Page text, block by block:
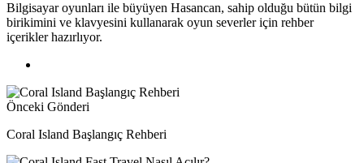
Bilgisayar oyunları ile büyüyen Hasancan, sahip olduğu bütün bilgi
birikimini ve klavyesini kullanarak oyun severler için rehber
içerikler hazırlıyor.
Önceki Gönderi
Coral Island Başlangıç Rehberi